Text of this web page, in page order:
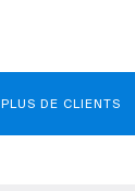
PLUS DE CLIENTS